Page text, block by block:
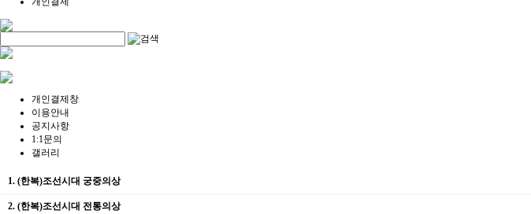
개인결제창
이용안내
공지사항
1:1문의
갤러리
1. (한복)조선시대 궁중의상
2. (한복)조선시대 전통의상